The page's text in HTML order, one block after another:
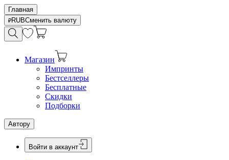
Главная
RUBСменить валюту
Магазин
Импринты
Бестселлеры
Бесплатные
Скидки
Подборки
Автору
Войти в аккаунт